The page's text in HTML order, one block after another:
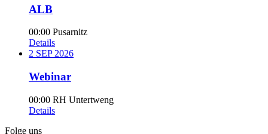
ALB
00:00 Pusarnitz
Details
2 SEP 2026
Webinar
00:00 RH Untertweng
Details
Folge uns